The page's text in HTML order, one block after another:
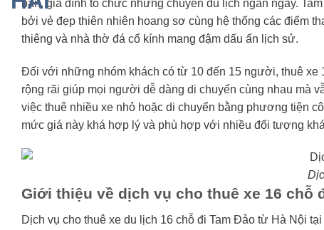
bạn, gia đình tổ chức những chuyến du lịch ngắn ngày.
bởi vẻ đẹp thiên nhiên hoang sơ cùng hệ thống các điểm
thiêng và nhà thờ đá cổ kính mang đậm dấu ấn lịch sử.
Đối với những nhóm khách có từ 10 đến 15 người, thuê
rộng rãi giúp mọi người dễ dàng di chuyển cùng nhau mà
việc thuê nhiều xe nhỏ hoặc di chuyển bằng phương tiện
mức giá này khá hợp lý và phù hợp với nhiều đối tượng
Giới thiệu về dịch vụ cho thuê xe 16 chỗ
Dịch vụ cho thuê xe du lịch 16 chỗ đi Tam Đảo từ Hà Nội